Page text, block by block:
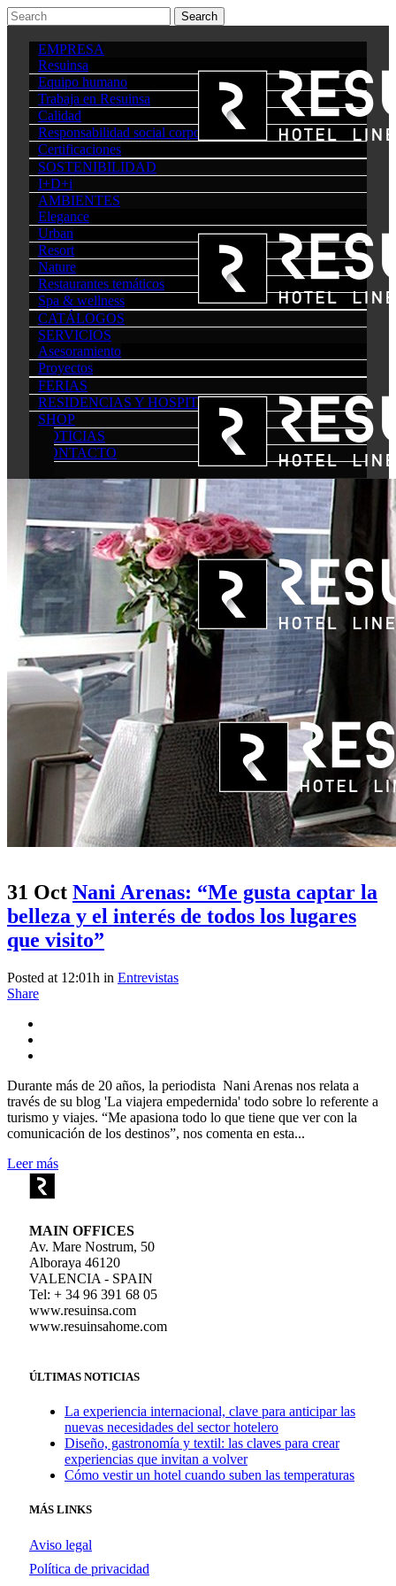
EMPRESA
Resuinsa
Equipo humano
Trabaja en Resuinsa
Calidad
Responsabilidad social corporativa
Certificaciones
SOSTENIBILIDAD
I+D+i
AMBIENTES
Elegance
Urban
Resort
Nature
Restaurantes temáticos
Spa & wellness
CATÁLOGOS
SERVICIOS
Asesoramiento
Proyectos
FERIAS
RESIDENCIAS Y HOSPITALES
SHOP
NOTICIAS
CONTACTO
31 Oct Nani Arenas: “Me gusta captar la
belleza y el interés de todos los lugares
que visito”
Posted at 12:01h in Entrevistas
Share
Durante más de 20 años, la periodista Nani Arenas nos relata a
través de su blog 'La viajera empedernida' todo sobre lo referente a
turismo y viajes. “Me apasiona todo lo que tiene que ver con la
comunicación de los destinos”, nos comenta en esta...
Leer más
MAIN OFFICES
Av. Mare Nostrum, 50
Alboraya 46120
VALENCIA - SPAIN
Tel: + 34 96 391 68 05
www.resuinsa.com
www.resuinsahome.com
ÚLTIMAS NOTICIAS
La experiencia internacional, clave para anticipar las
nuevas necesidades del sector hotelero
Diseño, gastronomía y textil: las claves para crear
experiencias que invitan a volver
Cómo vestir un hotel cuando suben las temperaturas
MÁS LINKS
Aviso legal
Política de privacidad